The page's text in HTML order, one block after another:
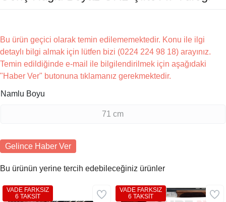
Bu ürün geçici olarak temin edilememektedir. Konu ile ilgi
detaylı bilgi almak için lütfen bizi (0224 224 98 18) arayınız.
Temin edildiğinde e-mail ile bilgilendirilmek için aşağıdaki
"Haber Ver" butonuna tıklamanız gerekmektedir.
Namlu Boyu
71 cm
Gelince Haber Ver
Bu ürünün yerine tercih edebileceğiniz ürünler
VADE FARKSIZ
6 TAKSİT
VADE FARKSIZ
6 TAKSİT